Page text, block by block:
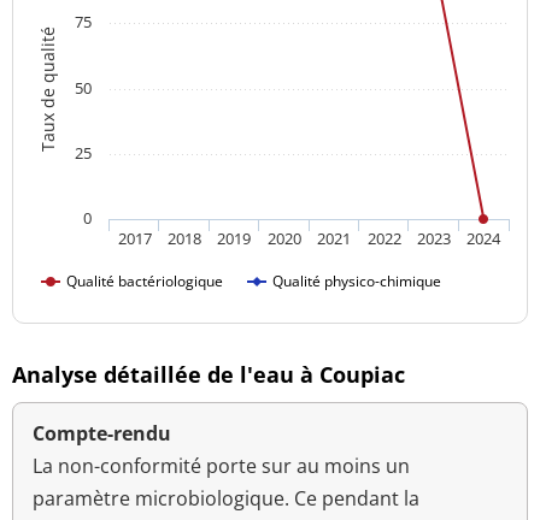
Taux de qualité
Qualité bactériologique Qualité physico-chimique
2017 2018 2019 2020 2021 2022 2023 2024
0
25
50
75
Analyse détaillée de l'eau à Coupiac
Compte-rendu
La non-conformité porte sur au moins un
paramètre microbiologique. Ce pendant la